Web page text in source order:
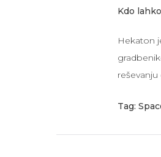
Kdo
Hekaton
reševanju
Tag: